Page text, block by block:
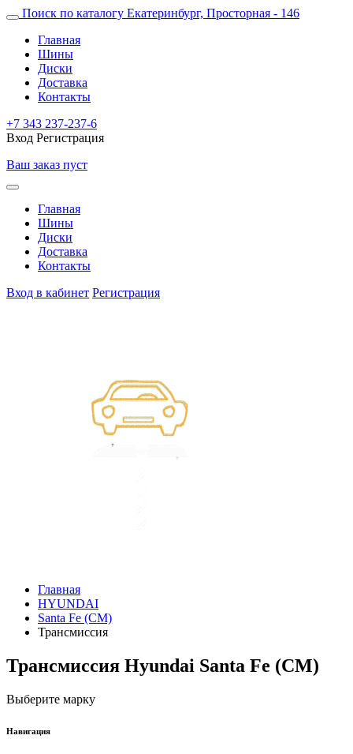
Поиск по каталогу Екатеринбург, Просторная - 146
Главная
Шины
Диски
Доставка
Контакты
+7 343 237-237-6
Вход Регистрация
Ваш заказ пуст
Главная
Шины
Диски
Доставка
Контакты
Вход в кабинет Регистрация
Главная
HYUNDAI
Santa Fe (CM)
Трансмиссия
Трансмиссия Hyundai Santa Fe (CM)
Выберите марку
Навигация